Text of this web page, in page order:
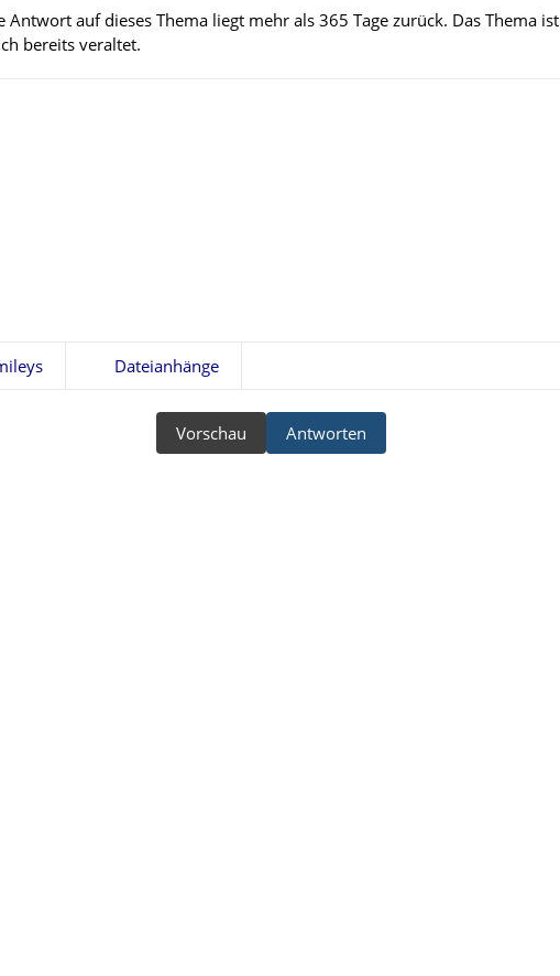
Antwort auf dieses Thema liegt mehr als 365 Tage zurück. Das Thema ist
bereits veraltet.
Dateianhänge
Antworten
Vorschau